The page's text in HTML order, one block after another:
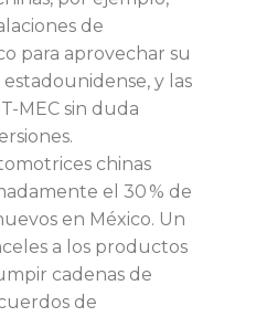
de
para aprovechar su
y las
MEC sin duda
chinas
el 30 % de
en México. Un
a los productos
cadenas de
de